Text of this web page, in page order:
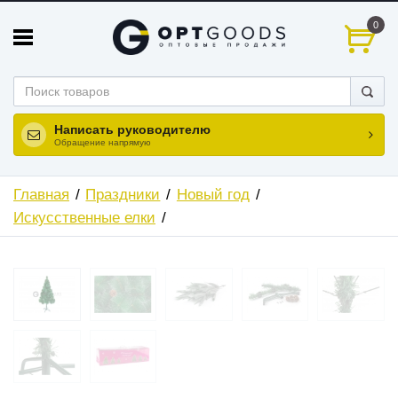
0
Написать руководителю
Обращение напрямую
Главная Праздники
Новый год
Искусственные елки